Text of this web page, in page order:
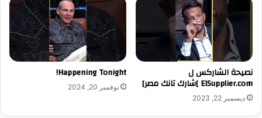
نصيحة الشاركس ل
ElSupplier.com ]شارك تانك مصر]
ديسمبر 22, 2023
Happening Tonight!
نوفمبر 20, 2024